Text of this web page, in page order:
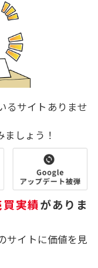
るサイトありませ
しょう！
実績がありま
サイトに価値を見